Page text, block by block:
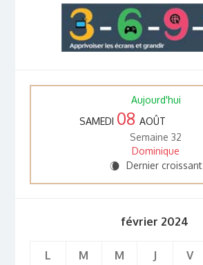
Aujourd'hui
SAMEDI 08 AOÛT
Semaine 32
Dominique
W Dernier croissant
février 2024
L M M J V